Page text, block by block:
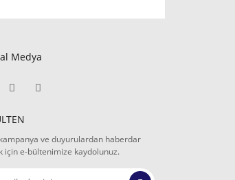
Medya
ve duyurulardan haberdar
için e-bültenimize kaydolunuz.